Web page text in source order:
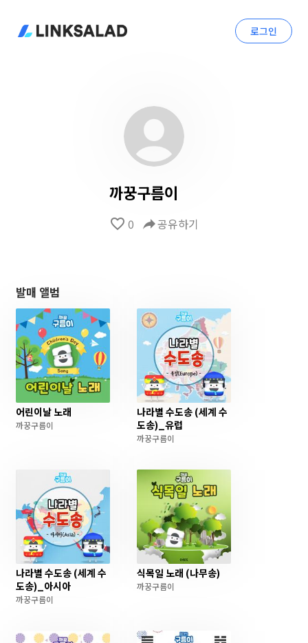
로그인
까꿍구름이
favorite_border 0 reply공유하기
발매 앨범
어린이날 노래
까꿍구름이
나라별 수도송 (세계 수
도송)_유럽
까꿍구름이
나라별 수도송 (세계 수
도송)_아시아
까꿍구름이
식목일 노래 (나무송)
까꿍구름이